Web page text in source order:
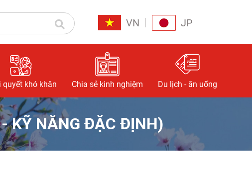
VN JP
quyết khó khăn Chia sẻ kinh nghiệm Du lịch - ăn uống
KỸ NĂNG ĐẶC ĐỊNH)